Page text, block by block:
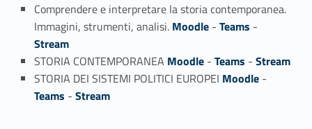
Comprendere e interpretare la storia contemporanea.
Immagini, strumenti, analisi. Moodle- Teams -
Stream
STORIA CONTEMPORANEA Moodle- Teams - Stream
STORIA DEI SISTEMI POLITICI EUROPEI Moodle-
Teams - Stream